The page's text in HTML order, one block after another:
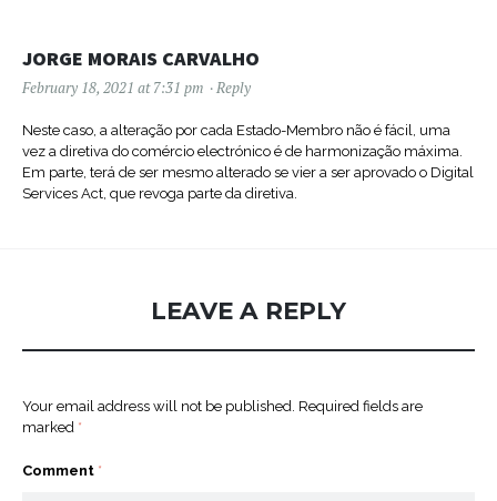
JORGE MORAIS CARVALHO
February 18, 2021 at 7:31 pm Reply
Neste caso, a alteração por cada Estado-Membro não é fácil, uma
vez a diretiva do comércio electrónico é de harmonização máxima.
Em parte, terá de ser mesmo alterado se vier a ser aprovado o Digital
Services Act, que revoga parte da diretiva.
LEAVE A REPLY
Your email address will not be published. Required fields are
marked *
Comment *